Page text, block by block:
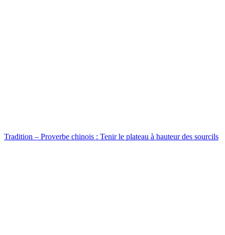
Tradition – Proverbe chinois : Tenir le plateau à hauteur des sourcils